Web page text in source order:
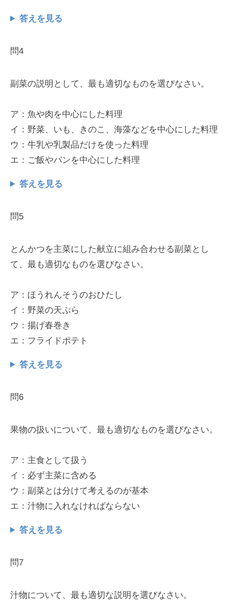
答えを見る
問4
副菜の説明として、最も適切なものを選びなさい。
ア：魚や肉を中心にした料理
イ：野菜、いも、きのこ、海藻などを中心にした料理
ウ：牛乳や乳製品だけを使った料理
エ：ご飯やパンを中心にした料理
答えを見る
問5
とんかつを主菜にした献立に組み合わせる副菜とし
て、最も適切なものを選びなさい。
ア：ほうれんそうのおひたし
イ：野菜の天ぷら
ウ：揚げ春巻き
エ：フライドポテト
答えを見る
問6
果物の扱いについて、最も適切なものを選びなさい。
ア：主食として扱う
イ：必ず主菜に含める
ウ：副菜とは分けて考えるのが基本
エ：汁物に入れなければならない
答えを見る
問7
汁物について、最も適切な説明を選びなさい。